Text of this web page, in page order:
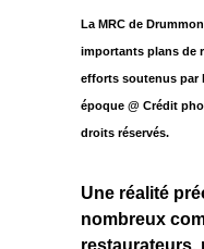
La MRC de
importants plans de
efforts soutenus par
époque @ Crédit
droits réservés.
Une réalité
nombreux
restaurateurs,